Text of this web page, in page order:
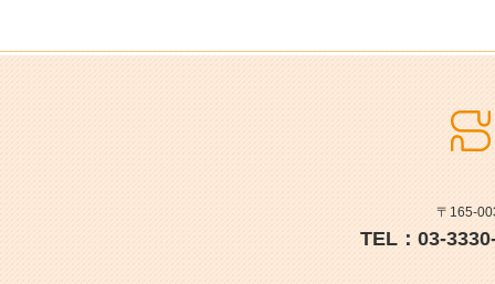
〒165-
TEL：03-